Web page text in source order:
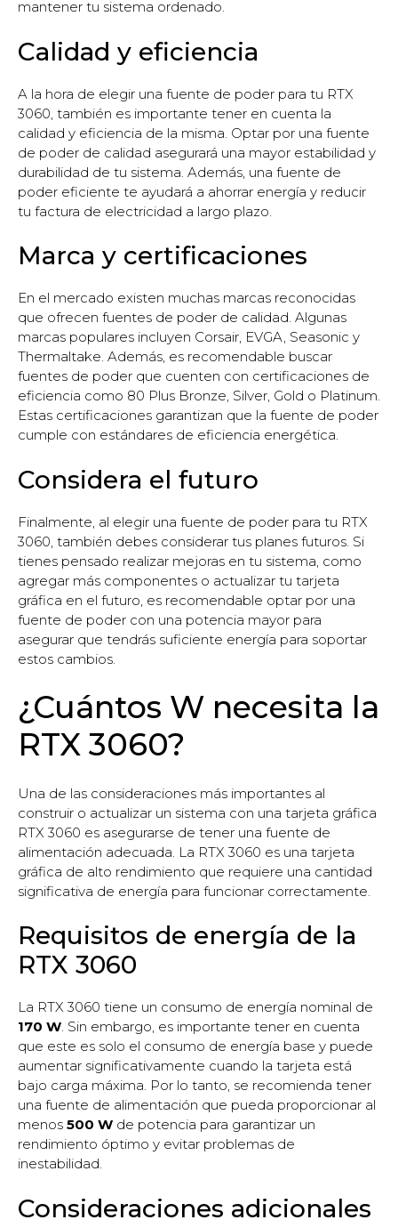
mantener tu sistema ordenado.
Calidad y eficiencia
A la hora de elegir una fuente de poder para tu RTX
3060, también es importante tener en cuenta la
calidad y eficiencia de la misma. Optar por una fuente
de poder de calidad asegurará una mayor estabilidad y
durabilidad de tu sistema. Además, una fuente de
poder eficiente te ayudará a ahorrar energía y reducir
tu factura de electricidad a largo plazo.
Marca y certificaciones
En el mercado existen muchas marcas reconocidas
que ofrecen fuentes de poder de calidad. Algunas
marcas populares incluyen Corsair, EVGA, Seasonic y
Thermaltake. Además, es recomendable buscar
fuentes de poder que cuenten con certificaciones de
eficiencia como 80 Plus Bronze, Silver, Gold o Platinum.
Estas certificaciones garantizan que la fuente de poder
cumple con estándares de eficiencia energética.
Considera el futuro
Finalmente, al elegir una fuente de poder para tu RTX
3060, también debes considerar tus planes futuros. Si
tienes pensado realizar mejoras en tu sistema, como
agregar más componentes o actualizar tu tarjeta
gráfica en el futuro, es recomendable optar por una
fuente de poder con una potencia mayor para
asegurar que tendrás suficiente energía para soportar
estos cambios.
¿Cuántos W necesita la
RTX 3060?
Una de las consideraciones más importantes al
construir o actualizar un sistema con una tarjeta gráfica
RTX 3060 es asegurarse de tener una fuente de
alimentación adecuada. La RTX 3060 es una tarjeta
gráfica de alto rendimiento que requiere una cantidad
significativa de energía para funcionar correctamente.
Requisitos de energía de la
RTX 3060
La RTX 3060 tiene un consumo de energía nominal de
170 W. Sin embargo, es importante tener en cuenta
que este es solo el consumo de energía base y puede
aumentar significativamente cuando la tarjeta está
bajo carga máxima. Por lo tanto, se recomienda tener
una fuente de alimentación que pueda proporcionar al
menos 500 W de potencia para garantizar un
rendimiento óptimo y evitar problemas de
inestabilidad.
Consideraciones adicionales